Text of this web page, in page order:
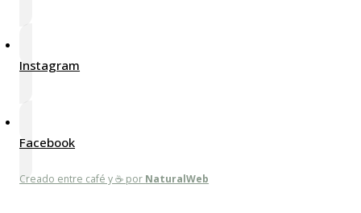
Instagram
Facebook
Creado entre café y ☕ por NaturalWeb